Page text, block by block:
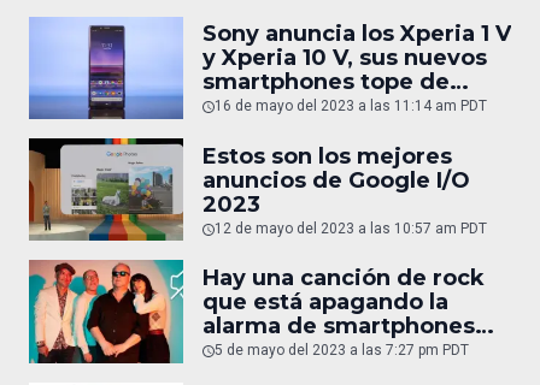
Sony anuncia los Xperia 1 V
y Xperia 10 V, sus nuevos
smartphones tope de
gama
16 de mayo del 2023 a las 11:14 am PDT
Estos son los mejores
anuncios de Google I/O
2023
12 de mayo del 2023 a las 10:57 am PDT
Hay una canción de rock
que está apagando la
alarma de smartphones
Android sin querer
5 de mayo del 2023 a las 7:27 pm PDT